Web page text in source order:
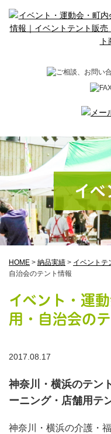
イベ
HOME > 納品実績 > イベントテ
自治会のテント情報
イベント・運
用・自治会の
2017.08.17
神奈川・横浜のテン
ーニング・店舗用テ
神奈川・横浜の介護・